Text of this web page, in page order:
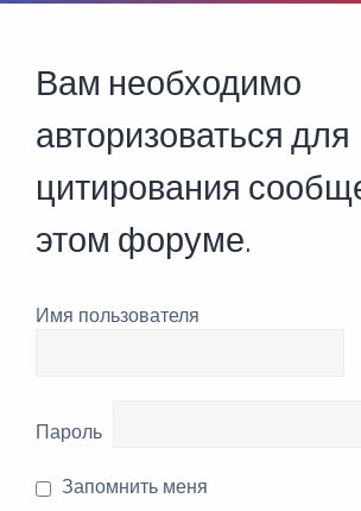
Вам необходимо
авторизоваться для
цитирования
этом форуме.
Имя пользователя
Пароль
Запомнить меня